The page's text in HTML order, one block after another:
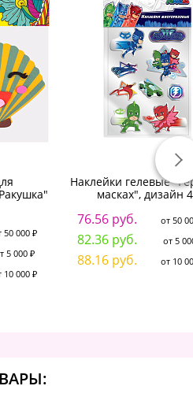
50 000 ₽
5 000 ₽
10 000 ₽
Наклейки гелевые
масках", дизайн 4
76.56 руб. от 50
82.36 руб. от 5
88.16 руб. от 10